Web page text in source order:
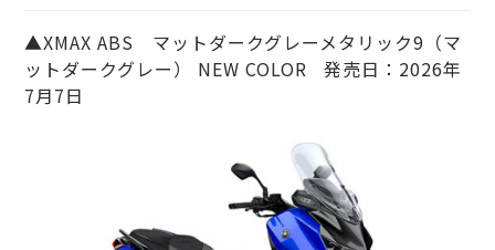
▲XMAX ABS マットダークグレーメタリック9（マ
ットダークグレー） NEW COLOR 発売日：2026年
7月7日